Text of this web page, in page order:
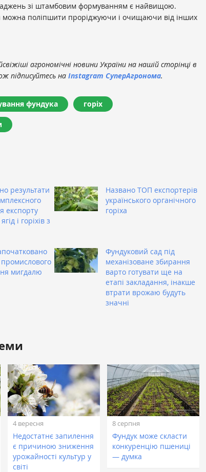
зі штамбовим формуванням є найвищою.
можна поліпшити проріджуючи і очищаючи від інших
агрономічні новини України на нашій сторінці в
підписуйтесь на Instagram СуперАгронома.
фундука горіх
результати
експорту
і горіхів з
Названо ТОП експортерів
українського органічного
горіха
мигдалю
Фундуковий сад під
механізоване збирання
варто готувати ще на
етапі закладання, інакше
втрати врожаю будуть
значні
4 вересня
Недостатнє запилення
є причиною зниження
урожайності культур у
світі
8 серпня
Фундук може скласти
конкуренцію пшениці
— думка